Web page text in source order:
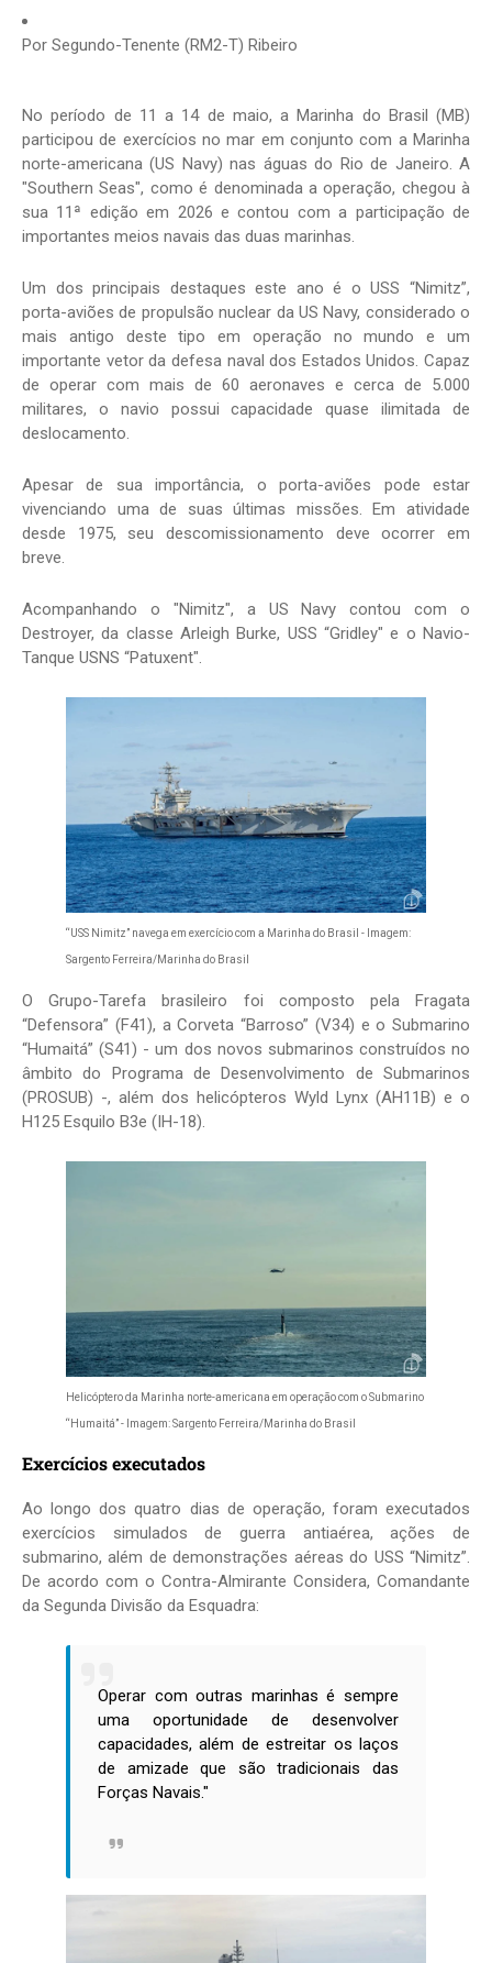
Por Segundo-Tenente (RM2-T) Ribeiro
No período de 11 a 14 de maio, a Marinha do Brasil (MB)
participou de exercícios no mar em conjunto com a Marinha
norte-americana (US Navy) nas águas do Rio de Janeiro. A
"Southern Seas", como é denominada a operação, chegou à
sua 11ª edição em 2026 e contou com a participação de
importantes meios navais das duas marinhas.
Um dos principais destaques este ano é o USS “Nimitz”,
porta-aviões de propulsão nuclear da US Navy, considerado o
mais antigo deste tipo em operação no mundo e um
importante vetor da defesa naval dos Estados Unidos. Capaz
de operar com mais de 60 aeronaves e cerca de 5.000
militares, o navio possui capacidade quase ilimitada de
deslocamento.
Apesar de sua importância, o porta-aviões pode estar
vivenciando uma de suas últimas missões. Em atividade
desde 1975, seu descomissionamento deve ocorrer em
breve.
Acompanhando o "Nimitz", a US Navy contou com o
Destroyer, da classe Arleigh Burke, USS “Gridley" e o Navio-
Tanque USNS “Patuxent".
“USS Nimitz” navega em exercício com a Marinha do Brasil - Imagem:
Sargento Ferreira/Marinha do Brasil
O Grupo-Tarefa brasileiro foi composto pela Fragata
“Defensora” (F41), a Corveta “Barroso” (V34) e o Submarino
“Humaitá” (S41) - um dos novos submarinos construídos no
âmbito do Programa de Desenvolvimento de Submarinos
(PROSUB) -, além dos helicópteros Wyld Lynx (AH11B) e o
H125 Esquilo B3e (IH-18).
Helicóptero da Marinha norte-americana em operação com o Submarino
“Humaitá” - Imagem: Sargento Ferreira/Marinha do Brasil
Exercícios executados
Ao longo dos quatro dias de operação, foram executados
exercícios simulados de guerra antiaérea, ações de
submarino, além de demonstrações aéreas do USS “Nimitz”.
De acordo com o Contra-Almirante Considera, Comandante
da Segunda Divisão da Esquadra:
Operar com outras marinhas é sempre
uma oportunidade de desenvolver
capacidades, além de estreitar os laços
de amizade que são tradicionais das
Forças Navais."